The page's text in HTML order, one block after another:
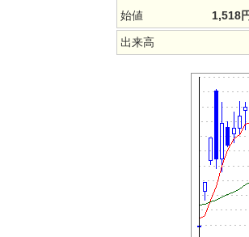
始値 1,518
出来高